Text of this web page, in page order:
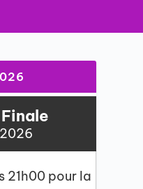
21h00 pour la